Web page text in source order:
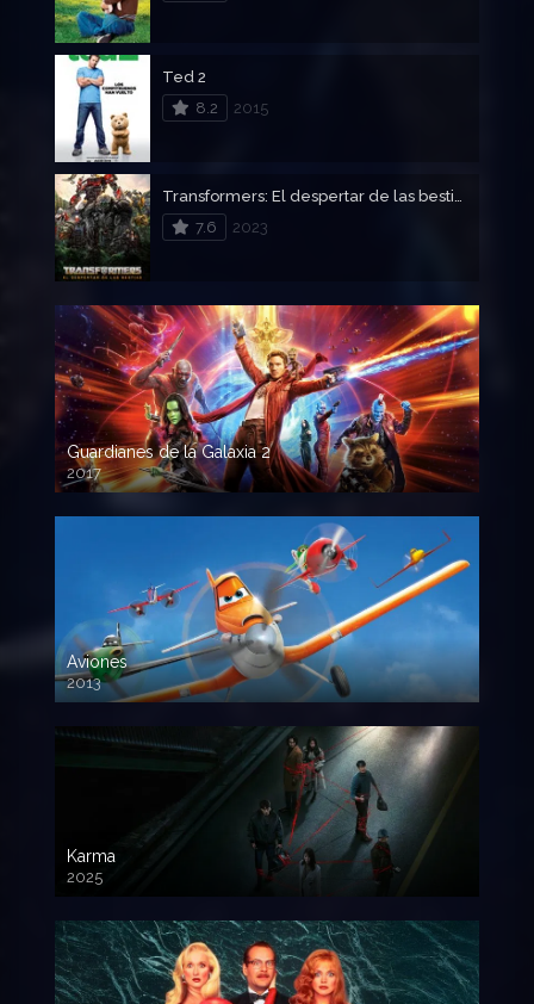
Ted 2
8.2
2015
Transformers: El despertar de las bestias
7.6
2023
Guardianes de la Galaxia 2
2017
720p HD
Aviones
2013
720 HD
Karma
2025